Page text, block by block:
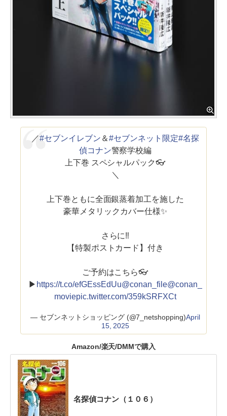
／#セブンイレブン ＆#セブンネット限定#名探
偵コナン警察学校編
上下巻 スペシャルパック👓
＼
上下巻ともに全面銀蒸着加工を施した
豪華メタリックカバー仕様✨
さらに‼
【特製ポストカード】付き
ご予約はこちら👓
▶ https://t.co/efGEssEdUu@conan_file@conan_
moviepic.twitter.com/359kSRFXCt
— セブンネットショッピング (@7_netshopping)April
15, 2025
Amazon/楽天/DMMで購入
名探偵コナン（１０６）